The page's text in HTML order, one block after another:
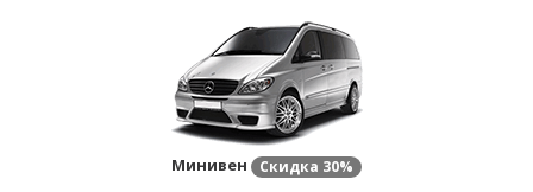
Минивен Скидка 30%